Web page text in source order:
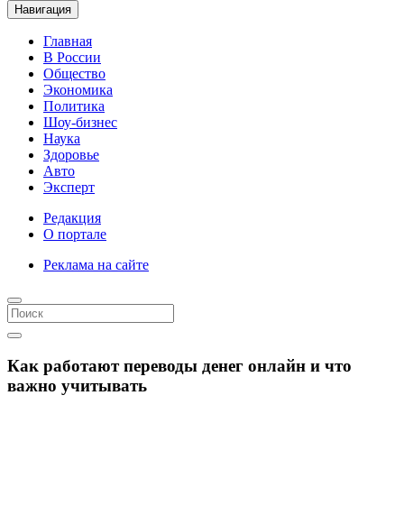
Навигация
Главная
В России
Общество
Экономика
Политика
Шоу-бизнес
Наука
Здоровье
Авто
Эксперт
Редакция
О портале
Реклама на сайте
Как работают переводы денег онлайн и что
важно учитывать